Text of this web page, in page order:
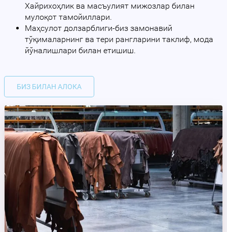
Хайрихоҳлик ва масъулият мижозлар билан
мулоқот тамойиллари.
Маҳсулот долзарблиги-биз замонавий
тўқималарнинг ва тери рангларини таклиф, мода
йўналишлари билан етишиш.
БИЗ БИЛАН АЛОКА